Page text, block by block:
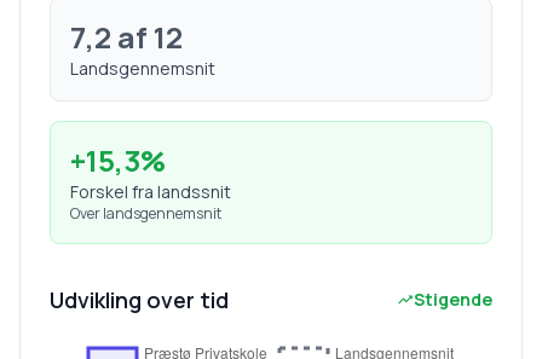
7,2 af 12
Landsgennemsnit
+15,3%
Forskel fra landssnit
Over landsgennemsnit
Udvikling over tid Stigende